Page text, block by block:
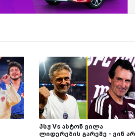
პსჟ Vs ასტონ ვილა
ლიდერების გარეშე - ვინ არ